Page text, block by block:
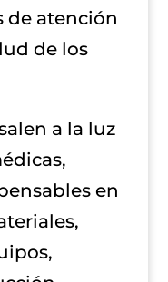
de atención
de los
a la luz
en